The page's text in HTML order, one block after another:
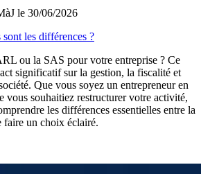
le 30/06/2026
les différences ?
ou la SAS pour votre entreprise ? Ce
significatif sur la gestion, la fiscalité et
Que vous soyez un entrepreneur en
vous souhaitiez restructurer votre activité,
les différences essentielles entre la
un choix éclairé.